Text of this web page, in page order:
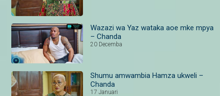
Wazazi wa Yaz wataka aoe mke mpya
– Chanda
20 Decemba
Shumu amwambia Hamza ukweli –
Chanda
17 Januari